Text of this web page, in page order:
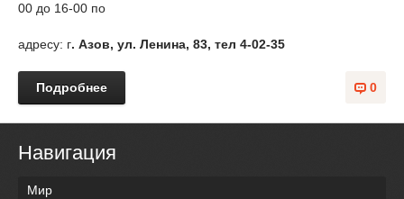
00 до 16-00 по
адресу: г. Азов, ул. Ленина, 83, тел 4-02-35
0
Подробнее
Навигация
Мир